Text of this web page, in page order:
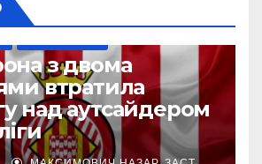
з двома
втратила
над аутсайдером